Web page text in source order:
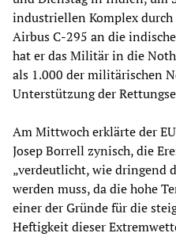
industriellen Komplex durch
Airbus C-295 an die
hat er das Militär in die
als 1.000 der militärischen
Unterstützung der
Am Mittwoch erklärte der
Josep Borrell zynisch, die
„verdeutlicht, wie dringend
werden muss, da die hohe
einer der Gründe für die
Heftigkeit dieser